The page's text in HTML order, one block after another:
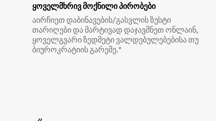
ყოველმხრივ მოქნილი პირობები
აირჩიეთ დაბინავების/გასვლის ზუსტი
თარიღები და მარტივად დაჯავშნეთ ონლაინ,
ყოველგვარი ზედმეტი ვალდებულებებისა თუ
ბიუროკრატიის გარეშე.*